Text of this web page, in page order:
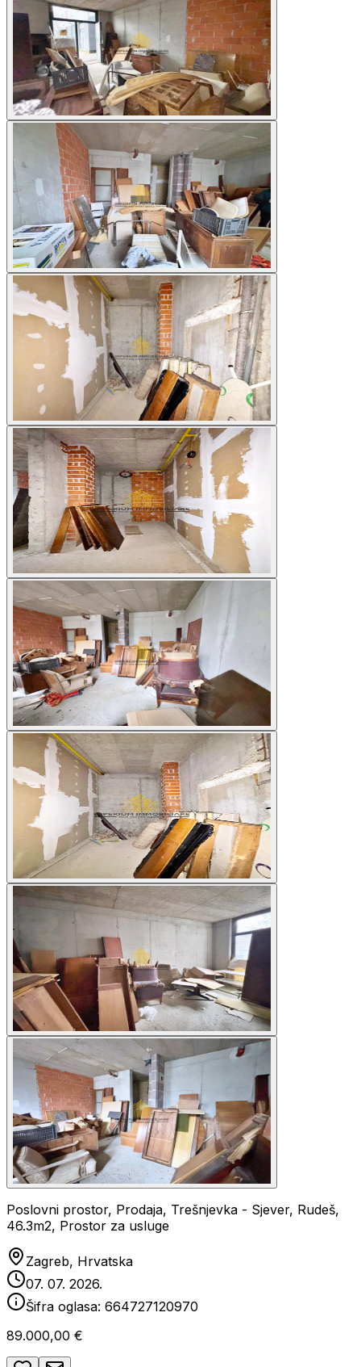
Poslovni prostor, Prodaja, Trešnjevka - Sjever, Rudeš,
46.3m2, Prostor za usluge
Zagreb, Hrvatska
07. 07. 2026.
Šifra oglasa: 664727120970
89.000,00 €